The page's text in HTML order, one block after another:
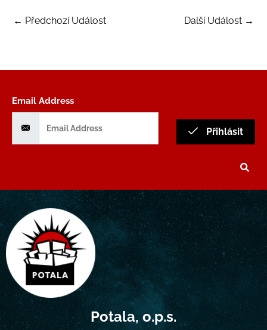
← Předchozí Událost Další Událost →
Email Address
Přihlásit
Potala, o.p.s.